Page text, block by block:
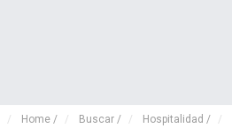
Home / Buscar / Hospitalidad /